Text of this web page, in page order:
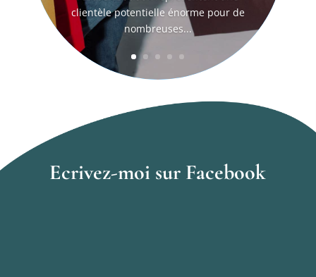
clientèle potentielle énorme pour de
nombreuses...
Ecrivez-moi sur Facebook